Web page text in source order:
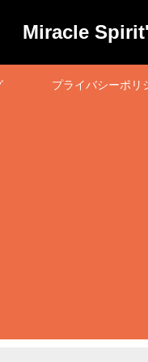
Miracle
プライバシーポリ